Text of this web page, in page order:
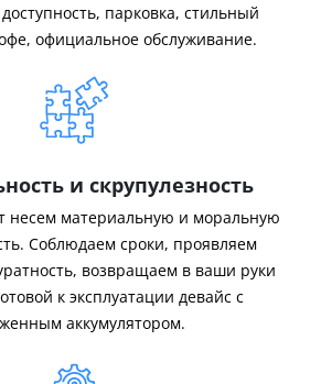
парковка, стильный
официальное обслуживание.
и скрупулезность
несем материальную и моральную
Соблюдаем сроки, проявляем
возвращаем в ваши руки
к эксплуатации девайс с
аккумулятором.